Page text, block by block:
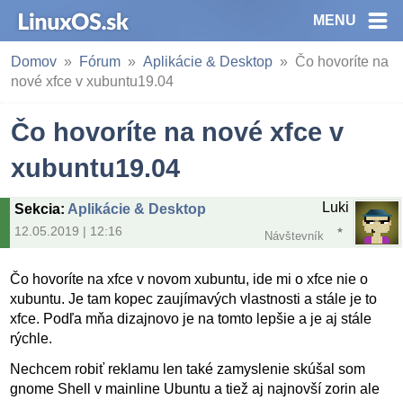
MENU
Domov Fórum Aplikácie & Desktop
Čo hovoríte na
nové xfce v xubuntu19.04
Čo hovoríte na nové xfce v
xubuntu19.04
Sekcia: Aplikácie & Desktop
12.05.2019 | 12:16
Luki
Návštevník
Čo hovoríte na xfce v novom xubuntu, ide mi o xfce nie o
xubuntu. Je tam kopec zaujímavých vlastnosti a stále je to
xfce. Podľa mňa dizajnovo je na tomto lepšie a je aj stále
rýchle.
Nechcem robiť reklamu len také zamyslenie skúšal som
gnome Shell v mainline Ubuntu a tiež aj najnovší zorin ale